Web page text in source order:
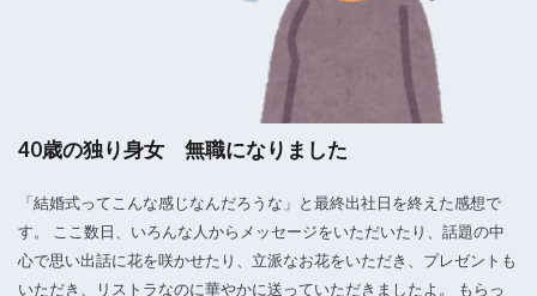
40歳の独り身女 無職になりました
「結婚式ってこんな感じなんだろうな」と最終出社日を終えた感想で
す。 ここ数日、いろんな人からメッセージをいただいたり、話題の中
心で思い出話に花を咲かせたり、立派なお花をいただき、プレゼントも
いただき、リストラなのに華やかに送っていただきましたよ。 もらっ